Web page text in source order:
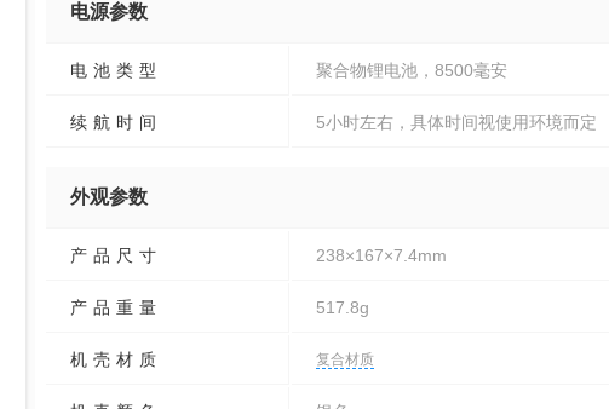
电源参数
电池类型 聚合物锂电池，8500毫安
续航时间 5小时左右，具体时间视使用环境而定
外观参数
产品尺寸 238×167×7.4mm
产品重量 517.8g
机壳材质 复合材质